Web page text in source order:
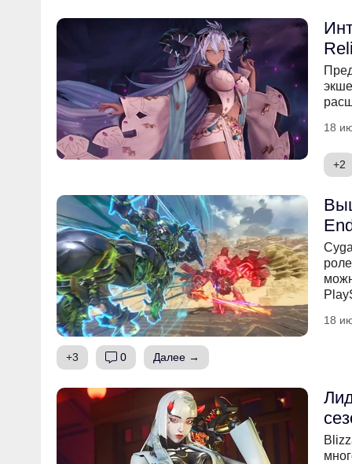
18
+2
18
+3 0 Далее →